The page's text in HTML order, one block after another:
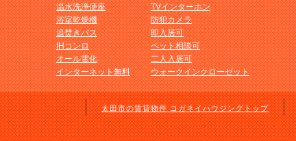
温水洗浄便座
浴室乾燥機
追焚きバス
IHコンロ
オール電化
インターネット無料
TVインターホン
防犯カメラ
即入居可
ペット相談可
二人入居可
ウォークインクローゼット
太田市の賃貸物件 コガネイハウジングトップ